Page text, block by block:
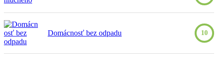
Domácnosť bez odpadu 10